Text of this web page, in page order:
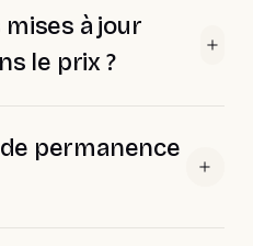
à jour
le prix ?
permanence